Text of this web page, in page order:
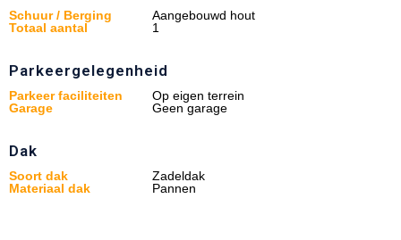
Schuur / Berging
Aangebouwd hout
Totaal aantal
1
Parkeergelegenheid
Parkeer faciliteiten
Op eigen terrein
Garage
Geen garage
Dak
Soort dak
Zadeldak
Materiaal dak
Pannen